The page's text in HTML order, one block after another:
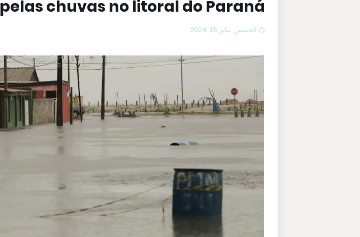
pelas chuvas no litoral do Paraná
الخميس, يناير 25, 2024